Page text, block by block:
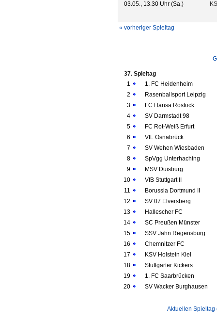
03.05., 13.30 Uhr (Sa.)
« vorheriger Spieltag
37. Spieltag
1
1. FC Heidenheim
2
Rasenballsport Leipzig
3
FC Hansa Rostock
4
SV Darmstadt 98
5
FC Rot-Weiß Erfurt
6
VfL Osnabrück
7
SV Wehen Wiesbaden
8
SpVgg Unterhaching
9
MSV Duisburg
10
VfB Stuttgart II
11
Borussia Dortmund II
12
SV 07 Elversberg
13
Hallescher FC
14
SC Preußen Münster
15
SSV Jahn Regensburg
16
Chemnitzer FC
17
KSV Holstein Kiel
18
Stuttgarter Kickers
19
1. FC Saarbrücken
20
SV Wacker Burghausen
Aktuellen Spieltag